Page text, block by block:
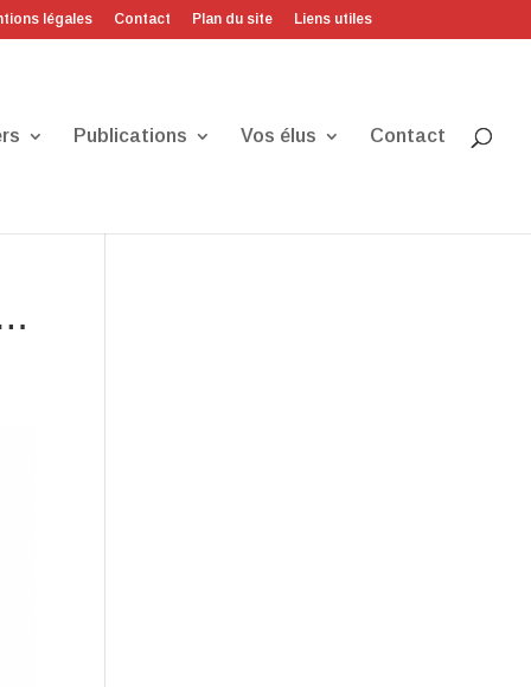
légales Contact Plan du site Liens utiles
Publications Vos élus Contact